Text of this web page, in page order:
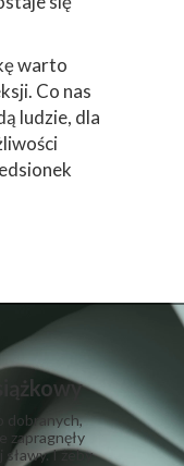
do
Czy
w ogóle
się
warto
Co nas
ludzie, dla